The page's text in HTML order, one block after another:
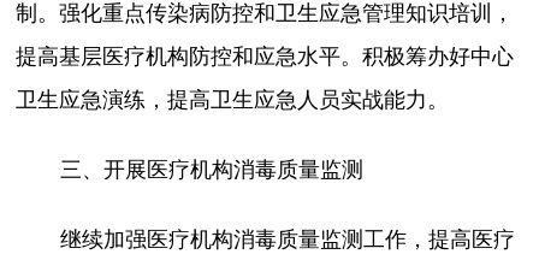
制。强化重点传染病防控和卫生应急管理知识培训，
提高基层医疗机构防控和应急水平。积极筹办好中心
卫生应急演练，提高卫生应急人员实战能力。
三、开展医疗机构消毒质量监测
继续加强医疗机构消毒质量监测工作，提高医疗